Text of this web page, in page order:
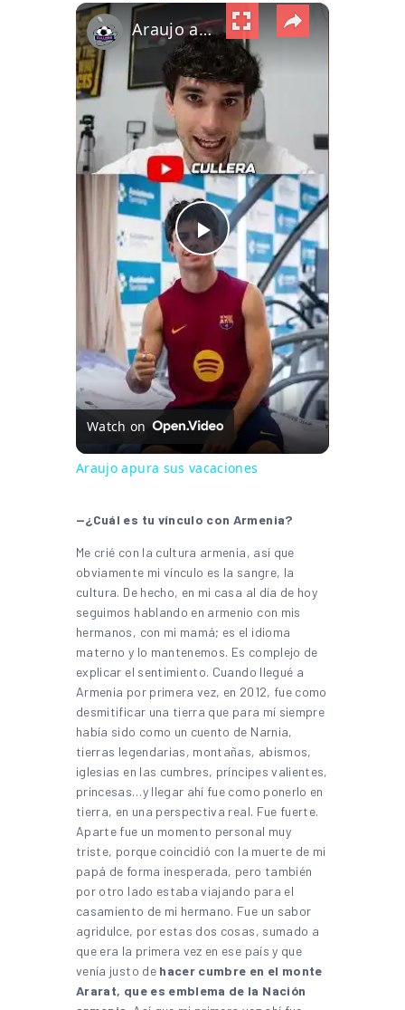
Play Unmute ×
Play Video
Araujo apura sus vacaciones
Watch on
Araujo apura sus vacaciones
—¿Cuál es tu vínculo con Armenia?
Me crié con la cultura armenia, así que
obviamente mi vínculo es la sangre, la
cultura. De hecho, en mi casa al día de hoy
seguimos hablando en armenio con mis
hermanos, con mi mamá; es el idioma
materno y lo mantenemos. Es complejo de
explicar el sentimiento. Cuando llegué a
Armenia por primera vez, en 2012, fue como
desmitificar una tierra que para mí siempre
había sido como un cuento de Narnia,
tierras legendarias, montañas, abismos,
iglesias en las cumbres, príncipes valientes,
princesas…y llegar ahí fue como ponerlo en
tierra, en una perspectiva real. Fue fuerte.
Aparte fue un momento personal muy
triste, porque coincidió con la muerte de mi
papá de forma inesperada, pero también
por otro lado estaba viajando para el
casamiento de mi hermano. Fue un sabor
agridulce, por estas dos cosas, sumado a
que era la primera vez en ese país y que
venía justo dehacer cumbre en el monte
Ararat, que es emblema de la Nación